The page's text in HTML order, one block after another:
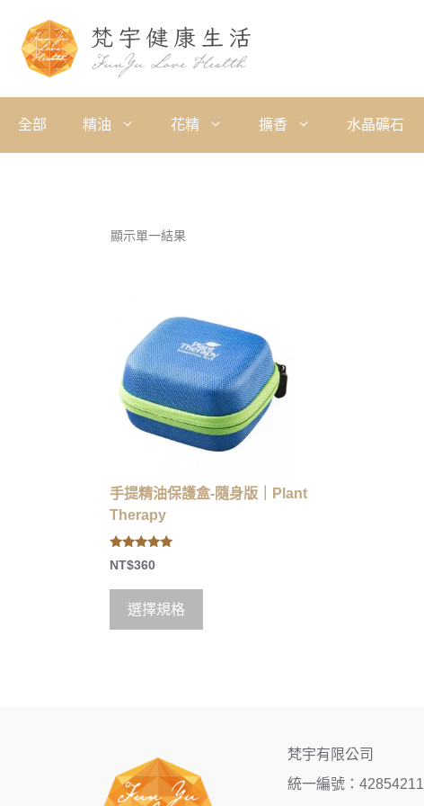
全部 精油 花精 擴香 水晶礦石
顯示單一結果
手提精油保護盒-隨身版｜Plant
Therapy
5.00
out of 5
NT$360
選擇規格
梵宇有限公司
統一編號：42854211